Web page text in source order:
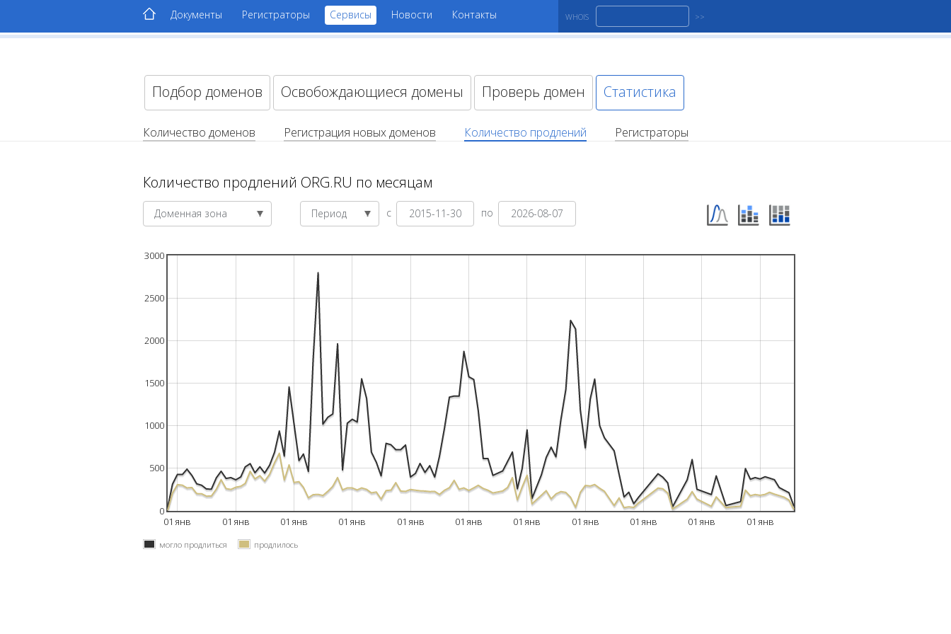
Документы Регистраторы Сервисы Новости Контакты WHOIS
Подбор доменов Освобождающиеся домены Проверь домен Статистика
Количество доменов Регистрация новых доменов Количество продлений Регистраторы
Количество продлений ORG.RU по месяцам
Доменная зона Период с по
01 янв 01 янв 01 янв 01 янв 01 янв 01 янв 01 янв 01 янв 01 янв 01 янв 01 янв
0
500
1000
1500
2000
2500
3000
могло продлиться продлилось